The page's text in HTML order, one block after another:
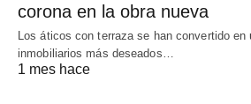
corona en la obra nueva
Los áticos con terraza se han convertido
inmobiliarios más deseados…
1 mes hace